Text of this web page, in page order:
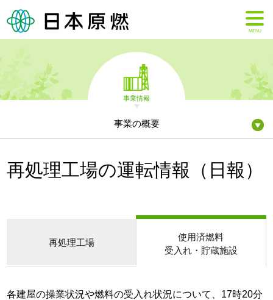
MENU
事業情報
事業の概要
再処理工場の運転情報（日報）
再処理工場
使用済燃料
受入れ・貯蔵施設
各建屋の操業状況や燃料の受入れ状況について、17時20分